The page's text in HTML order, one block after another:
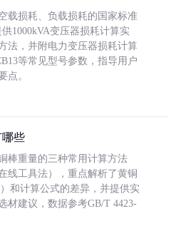
载损耗、负载损耗的国家标准
供1000kVA变压器损耗计算实
法，并附电力变压器损耗计算
等常见型号参数，指导用户
点。
些
棒重量的三种常用计算方法
线工具法），重点解析了黄铜
和计算公式的差异，并提供实
材建议，数据参考GB/T 4423-